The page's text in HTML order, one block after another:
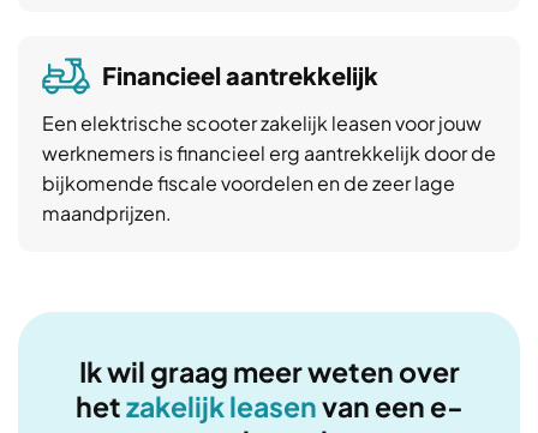
Financieel aantrekkelijk
Een elektrische scooter zakelijk leasen voor jouw
werknemers is financieel erg aantrekkelijk door de
bijkomende fiscale voordelen en de zeer lage
maandprijzen.
Ik wil graag meer weten over
hetzakelijk leasenvan een e-